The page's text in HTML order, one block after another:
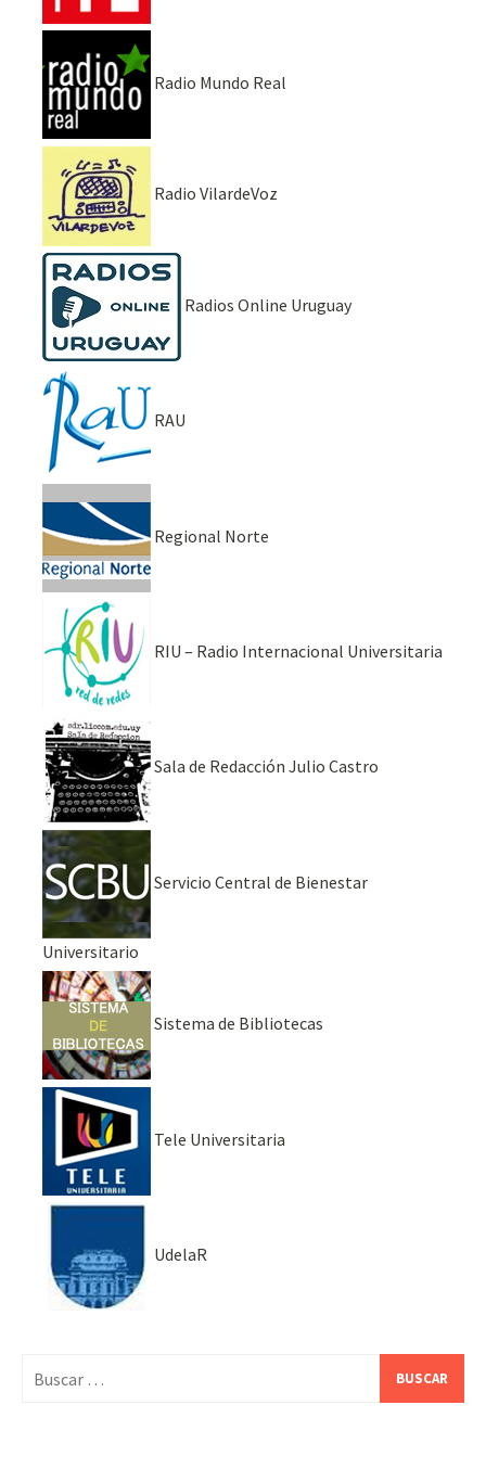
Radio Mundo Real
Radio VilardeVoz
Radios Online Uruguay
RAU
Regional Norte
RIU – Radio Internacional Universitaria
Sala de Redacción Julio Castro
Servicio Central de Bienestar
Universitario
Sistema de Bibliotecas
Tele Universitaria
UdelaR